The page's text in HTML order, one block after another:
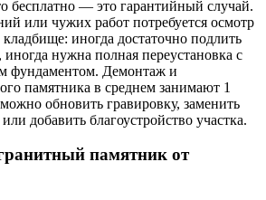
бесплатно — это гарантийный случай.
или чужих работ потребуется осмотр
иногда достаточно подлить
нужна полная переустановка с
фундаментом. Демонтаж и
памятника в среднем занимают 1
обновить гравировку, заменить
добавить благоустройство участка.
памятник от